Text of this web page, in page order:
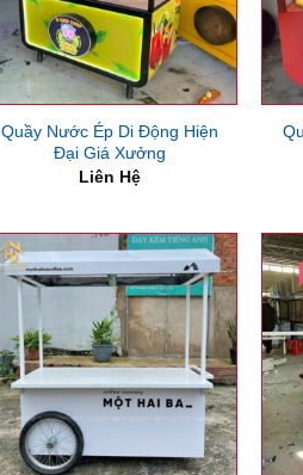
Quầy Nước Ép Di Động Hiện
Đại Giá Xưởng
Liên Hệ